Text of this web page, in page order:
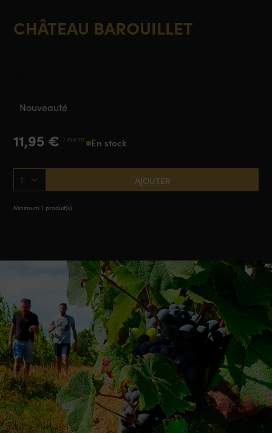
CHÂTEAU BAROUILLET
11,95 € / 75 cl TTC En stock
1 AJOUTER
Minimum 1 produit(s)
Nouveauté